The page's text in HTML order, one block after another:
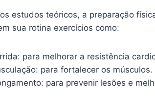
estudos teóricos, a preparação
sua rotina exercícios como:
para melhorar a resistência
para fortalecer os músculos.
para prevenir lesões e